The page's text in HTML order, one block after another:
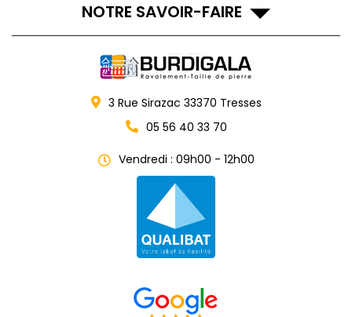
NOTRE SAVOIR-FAIRE
3 Rue Sirazac 33370 Tresses
05 56 40 33 70
Vendredi : 09h00 - 12h00